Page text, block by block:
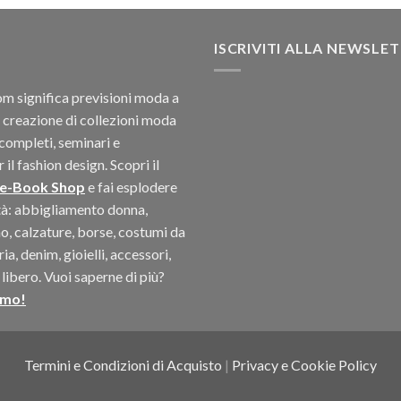
significa previsioni moda a
di collezioni moda
seminari e
il fashion design. Scopri il
Book Shop e fai esplodere
abbigliamento donna,
calzature, borse, costumi da
denim, gioielli, accessori,
Vuoi saperne di più?
ISCRIVITI ALLA
Termini e Condizioni di Acquisto | Privacy e Cookie Policy